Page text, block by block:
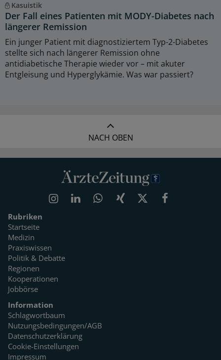
Kasuistik
Der Fall eines Patienten mit MODY-Diabetes nach
längerer Remission
Ein junger Patient mit diagnostiziertem Typ-2-Diabetes
stellte sich nach längerer Remission ohne
antidiabetische Therapie wieder vor – mit akuter
Entgleisung und Hyperglykämie. Was war passiert?
NACH OBEN
Rubriken
Startseite
Medizin
Praxiswissen
Politik & Debatte
Regionen
Kooperationen
Jobbörse
Information
Schlagwortbaum
Nutzungsbedingungen/AGB
Datenschutzerklärung
Cookie-Einstellungen
Impressum